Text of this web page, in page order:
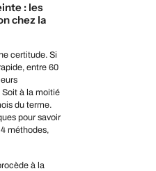
: les
chez la
certitude. Si
entre 60
Soit à la moitié
du terme.
pour savoir
méthodes,
à la